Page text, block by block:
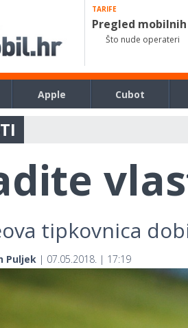
TARIFE
Pregled
Što nude operateri
Apple Cubot
tipkovnica
Puljek | 07.05.2018. | 17:19